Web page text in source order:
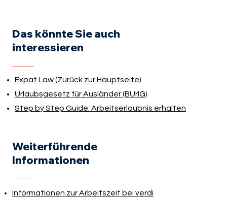
Das könnte Sie auch
interessieren
Expat Law (Zurück zur Hauptseite)
Urlaubsgesetz für Ausländer (BUrlG)
Step by Step Guide: Arbeitserlaubnis erhalten
Weiterführende
Informationen
Informationen zur Arbeitszeit bei verdi